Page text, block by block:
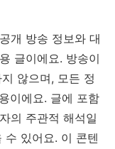
개 방송 정보와 대
글이에요. 방송이
않으며, 모든 정
이에요. 글에 포함
의 주관적 해석일
수 있어요. 이 콘텐